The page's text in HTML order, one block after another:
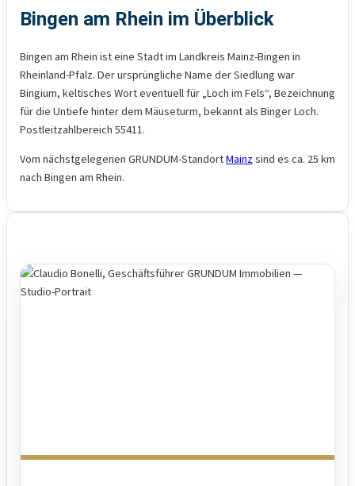
Bingen am Rhein im Überblick
Bingen am Rhein ist eine Stadt im Landkreis Mainz-Bingen in
Rheinland-Pfalz. Der ursprüngliche Name der Siedlung war
Bingium, keltisches Wort eventuell für „Loch im Fels“, Bezeichnung
für die Untiefe hinter dem Mäuseturm, bekannt als Binger Loch.
Postleitzahlbereich 55411.
Vom nächstgelegenen GRUNDUM-StandortMainzsind es ca. 25 km
nach Bingen am Rhein.